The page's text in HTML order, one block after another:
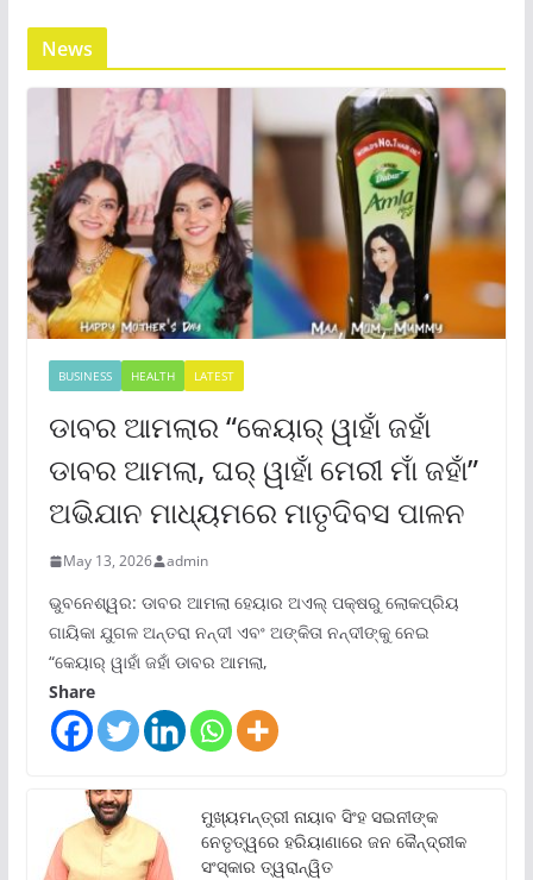
News
BUSINESS HEALTH LATEST
ଡାବର ଆମଲାର “କେୟାର୍ ୱାହାଁ ଜହାଁ
ଡାବର ଆମଲା, ଘର୍ ୱାହାଁ ମେରୀ ମାଁ ଜହାଁ”
ଅଭିଯାନ ମାଧ୍ୟମରେ ମାତୃଦିବସ ପାଳନ
May 13, 2026 admin
ଭୁବନେଶ୍ୱର: ଡାବର ଆମଲା ହେୟାର ଅଏଲ୍ ପକ୍ଷରୁ ଲୋକପ୍ରିୟ
ଗାୟିକା ଯୁଗଳ ଅନ୍ତରା ନନ୍ଦୀ ଏବଂ ଅଙ୍କିତା ନନ୍ଦୀଙ୍କୁ ନେଇ
“କେୟାର୍ ୱାହାଁ ଜହାଁ ଡାବର ଆମଲା,
Share
ମୁଖ୍ୟମନ୍ତ୍ରୀ ନାୟାବ ସିଂହ ସଇନୀଙ୍କ
ନେତୃତ୍ୱରେ ହରିୟାଣାରେ ଜନ କୈନ୍ଦ୍ରୀକ
ସଂସ୍କାର ତ୍ୱରାନ୍ୱିତ